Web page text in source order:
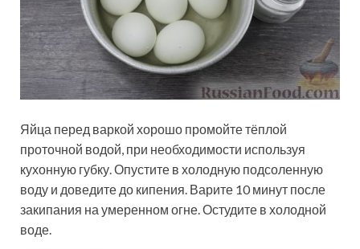
Яйца перед варкой хорошо промойте тёплой
проточной водой, при необходимости используя
кухонную губку. Опустите в холодную подсоленную
воду и доведите до кипения. Варите 10 минут после
закипания на умеренном огне. Остудите в холодной
воде.